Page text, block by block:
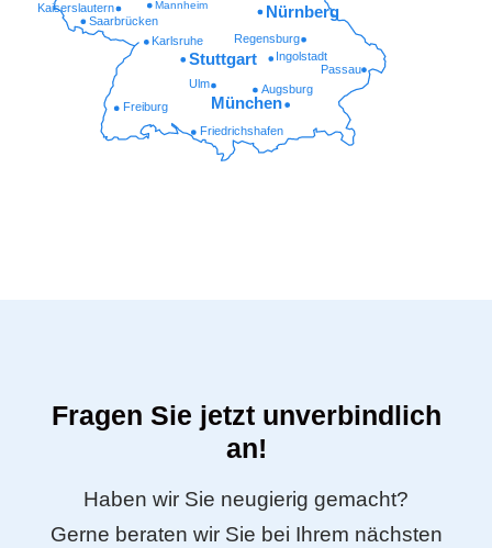
Friedrichshafen
Freiburg
Augsburg
Ulm
Passau
Ingolstadt
Regensburg
Karlsruhe
Saarbrücken
Kaiserslautern Mannheim
München
Stuttgart
Nürnberg
Fragen Sie jetzt unverbindlich
an!
Haben wir Sie neugierig gemacht?
Gerne beraten wir Sie bei Ihrem nächsten